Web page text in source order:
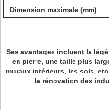
Dimension maximale (mm)
Ses avantages incluent la
en pierre, une taille plus
muraux intérieurs, les sols,
la rénovation des